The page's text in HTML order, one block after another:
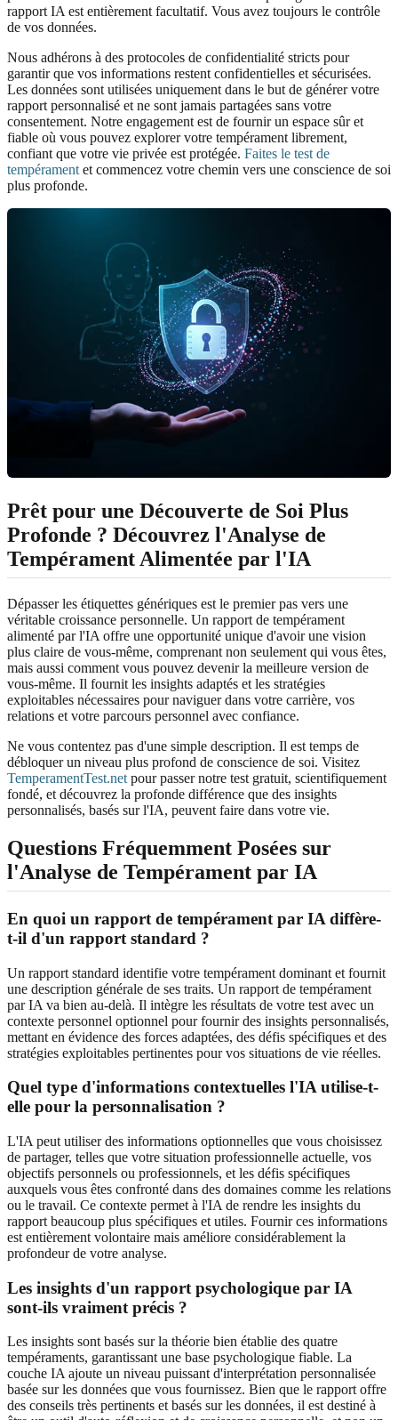
rapport IA est entièrement facultatif. Vous avez toujours le contrôle
de vos données.
Nous adhérons à des protocoles de confidentialité stricts pour
garantir que vos informations restent confidentielles et sécurisées.
Les données sont utilisées uniquement dans le but de générer votre
rapport personnalisé et ne sont jamais partagées sans votre
consentement. Notre engagement est de fournir un espace sûr et
fiable où vous pouvez explorer votre tempérament librement,
confiant que votre vie privée est protégée. Faites le test de
tempéramentet commencez votre chemin vers une conscience de soi
plus profonde.
Prêt pour une Découverte de Soi Plus
Profonde ? Découvrez l'Analyse de
Tempérament Alimentée par l'IA
Dépasser les étiquettes génériques est le premier pas vers une
véritable croissance personnelle. Un rapport de tempérament
alimenté par l'IA offre une opportunité unique d'avoir une vision
plus claire de vous-même, comprenant non seulement qui vous êtes,
mais aussi comment vous pouvez devenir la meilleure version de
vous-même. Il fournit les insights adaptés et les stratégies
exploitables nécessaires pour naviguer dans votre carrière, vos
relations et votre parcours personnel avec confiance.
Ne vous contentez pas d'une simple description. Il est temps de
débloquer un niveau plus profond de conscience de soi. Visitez
TemperamentTest.net pour passer notre test gratuit, scientifiquement
fondé, et découvrez la profonde différence que des insights
personnalisés, basés sur l'IA, peuvent faire dans votre vie.
Questions Fréquemment Posées sur
l'Analyse de Tempérament par IA
En quoi un rapport de tempérament par IA diffère-
t-il d'un rapport standard ?
Un rapport standard identifie votre tempérament dominant et fournit
une description générale de ses traits. Un rapport de tempérament
par IA va bien au-delà. Il intègre les résultats de votre test avec un
contexte personnel optionnel pour fournir des insights personnalisés,
mettant en évidence des forces adaptées, des défis spécifiques et des
stratégies exploitables pertinentes pour vos situations de vie réelles.
Quel type d'informations contextuelles l'IA utilise-t-
elle pour la personnalisation ?
L'IA peut utiliser des informations optionnelles que vous choisissez
de partager, telles que votre situation professionnelle actuelle, vos
objectifs personnels ou professionnels, et les défis spécifiques
auxquels vous êtes confronté dans des domaines comme les relations
ou le travail. Ce contexte permet à l'IA de rendre les insights du
rapport beaucoup plus spécifiques et utiles. Fournir ces informations
est entièrement volontaire mais améliore considérablement la
profondeur de votre analyse.
Les insights d'un rapport psychologique par IA
sont-ils vraiment précis ?
Les insights sont basés sur la théorie bien établie des quatre
tempéraments, garantissant une base psychologique fiable. La
couche IA ajoute un niveau puissant d'interprétation personnalisée
basée sur les données que vous fournissez. Bien que le rapport offre
des conseils très pertinents et basés sur les données, il est destiné à